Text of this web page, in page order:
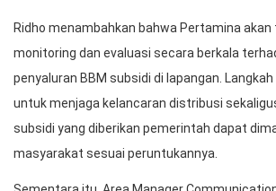
Ridho menambahkan bahwa Pertamina
monitoring dan evaluasi secara berkala
penyaluran BBM subsidi di lapangan.
untuk menjaga kelancaran distribusi
subsidi yang diberikan pemerintah dapat
masyarakat sesuai peruntukannya.